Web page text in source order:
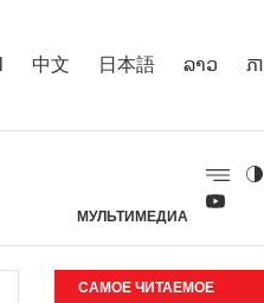
中文 日本語 ລາວ ភ
МУЛЬТИМЕДИА
САМОЕ ЧИТАЕМОЕ